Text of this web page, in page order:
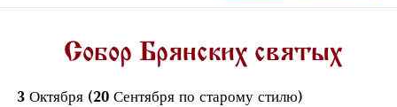
Собор Брянских святых
3 Октября (20 Сентября по старому стилю)